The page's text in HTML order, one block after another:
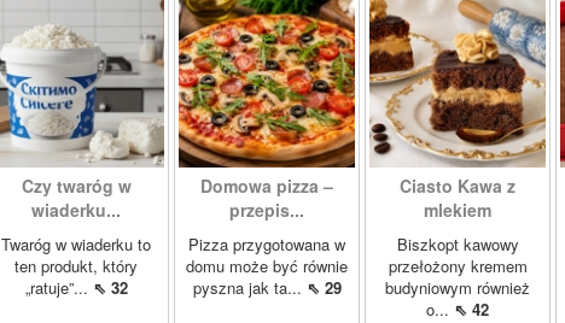
Czy twaróg w
wiaderku...
Twaróg w wiaderku to
ten produkt, który
„ratuje”... ⇖ 32
Domowa pizza –
przepis...
Pizza przygotowana w
domu może być równie
pyszna jak ta... ⇖ 29
Ciasto Kawa z
mlekiem
Biszkopt kawowy
przełożony kremem
budyniowym również
o... ⇖ 42